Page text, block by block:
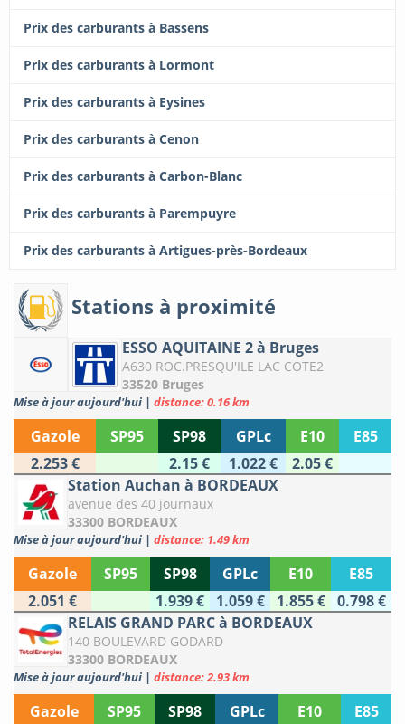
Prix des carburants à Bassens
Prix des carburants à Lormont
Prix des carburants à Eysines
Prix des carburants à Cenon
Prix des carburants à Carbon-Blanc
Prix des carburants à Parempuyre
Prix des carburants à Artigues-près-Bordeaux
Stations à proximité
ESSO AQUITAINE 2 à Bruges
A630 ROC.PRESQU'ILE LAC COTE2
33520 Bruges
Mise à jour aujourd'hui | distance: 0.16 km
Gazole SP95 SP98 GPLc E10
E85
2.253 €
2.15 € 1.022 €
2.05 €
Station Auchan à BORDEAUX
avenue des 40 journaux
33300 BORDEAUX
Mise à jour aujourd'hui | distance: 1.49 km
Gazole SP95 SP98 GPLc E10
E85
2.051 €
1.939 € 1.059 € 1.855 €
0.798 €
RELAIS GRAND PARC à BORDEAUX
140 BOULEVARD GODARD
33300 BORDEAUX
Mise à jour aujourd'hui | distance: 2.93 km
Gazole SP95 SP98 GPLc E10
E85